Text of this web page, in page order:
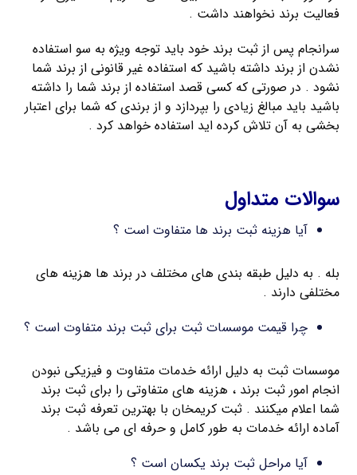
فعالیت برند نخواهند داشت .
سرانجام پس از ثبت برند خود باید توجه ویژه به سو استفاده
نشدن از برند داشته باشید که استفاده غیر قانونی از برند شما
نشود . در صورتی که کسی قصد استفاده از برند شما را داشته
باشید باید مبالغ زیادی را بپردازد و از برندی که شما برای اعتبار
بخشی به آن تلاش کرده اید استفاده خواهد کرد .
سوالات متداول
آیا هزینه ثبت برند ها متفاوت است ؟
بله . به دلیل طبقه بندی های مختلف در برند ها هزینه های
مختلفی دارند .
چرا قیمت موسسات ثبت برای ثبت برند متفاوت است ؟
موسسات ثبت به دلیل ارائه خدمات متفاوت و فیزیکی نبودن
انجام امور ثبت برند ، هزینه های متفاوتی را برای ثبت برند
شما اعلام میکنند . ثبت کریمخان با بهترین تعرفه ثبت برند
آماده ارائه خدمات به طور کامل و حرفه ای می باشد .
آیا مراحل ثبت برند یکسان است ؟